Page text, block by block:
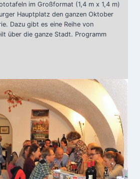
im Großformat (1,4 m x 1,4 m)
Hauptplatz den ganzen Oktober
Dazu gibt es eine Reihe von
über die ganze Stadt. Programm